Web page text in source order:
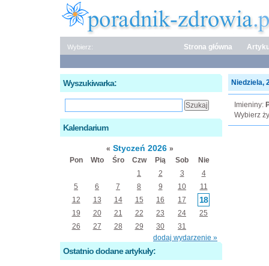
Wybierz: Strona główna
Niedziela,
Imieniny:
Wybierz
Wyszukiwarka:
Kalendarium
« Styczeń 2026 »
Pon
Wto Śro Czw Pią Sob
Nie
1
2 3
4
5
6 7 8 9 10
11
12
13 14 15 16 17 18
19 20 21 22 23 24
25
26
27 28 29 30
31
dodaj wydarzenie »
Ostatnio dodane artykuły: